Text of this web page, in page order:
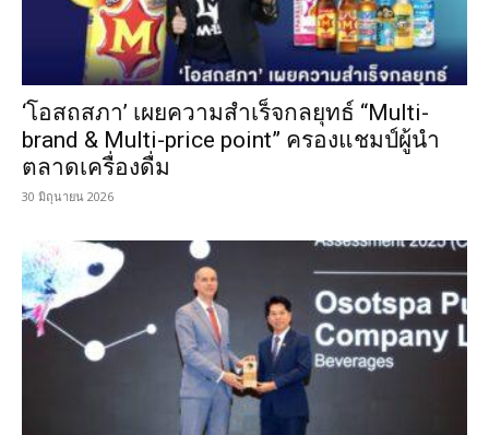
‘โอสถสภา’ เผยความสำเร็จกลยุทธ์ “Multi-
brand & Multi-price point” ครองแชมป์ผู้นำ
ตลาดเครื่องดื่ม
30 มิถุนายน 2026